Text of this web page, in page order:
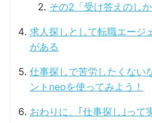
その2「受け答えのしか
求人探しとして転職エージ
がある
仕事探しで苦労したくない
ントneoを使ってみよう！
おわりに、｢仕事探し｣って